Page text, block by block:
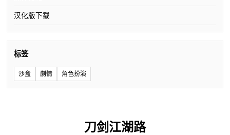
汉化版下载
标签
沙盒 劇情 角色扮演
刀剑江湖路